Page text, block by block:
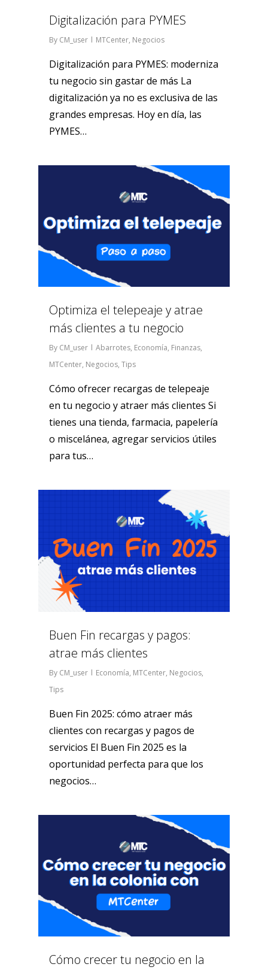
Digitalización para PYMES
By CM_user MTCenter, Negocios
Digitalización para PYMES: moderniza
tu negocio sin gastar de más La
digitalización ya no es exclusiva de las
grandes empresas. Hoy en día, las
PYMES…
Optimiza el telepeaje y atrae
más clientes a tu negocio
By CM_user Abarrotes, Economía, Finanzas,
MTCenter, Negocios, Tips
Cómo ofrecer recargas de telepeaje
en tu negocio y atraer más clientes Si
tienes una tienda, farmacia, papelería
o miscelánea, agregar servicios útiles
para tus…
Buen Fin recargas y pagos:
atrae más clientes
By CM_user Economía, MTCenter, Negocios,
Tips
Buen Fin 2025: cómo atraer más
clientes con recargas y pagos de
servicios El Buen Fin 2025 es la
oportunidad perfecta para que los
negocios…
Cómo crecer tu negocio en la